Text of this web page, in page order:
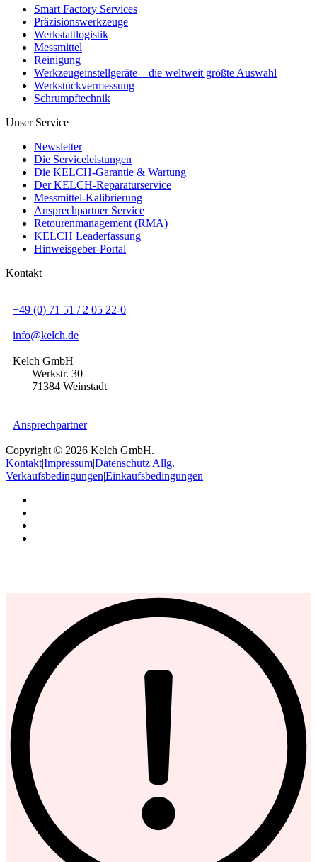
Smart Factory Services
Präzisionswerkzeuge
Werkstattlogistik
Messmittel
Reinigung
Werkzeugeinstellgeräte – die weltweit größte Auswahl
Werkstückvermessung
Schrumpftechnik
Unser Service
Newsletter
Die Serviceleistungen
Die KELCH-Garantie & Wartung
Der KELCH-Reparaturservice
Messmittel-Kalibrierung
Ansprechpartner Service
Retourenmanagement (RMA)
KELCH Leaderfassung
Hinweisgeber-Portal
Kontakt
+49 (0) 71 51 / 2 05 22-0
info@kelch.de
Kelch GmbH
Werkstr. 30
71384 Weinstadt
Ansprechpartner
Copyright © 2026 Kelch GmbH.
Kontakt|Impressum|Datenschutz|Allg.
Verkaufsbedingungen|Einkaufsbedingungen